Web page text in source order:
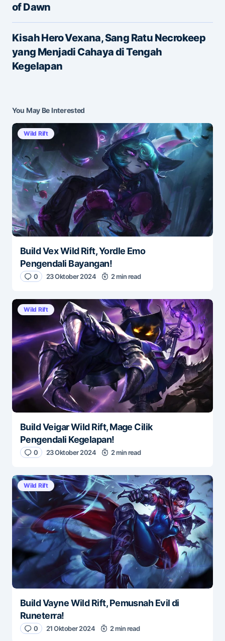
E-mail
Save my name and e-mail in this browser for the
next time I comment.
of Dawn
Kisah Hero Vexana, Sang Ratu Necrokeep
yang Menjadi Cahaya di Tengah
Kegelapan
You May Be Interested
Wild Rift
Build Vex Wild Rift, Yordle Emo
Pengendali Bayangan!
0 23 Oktober 2024 2 min read
Wild Rift
Build Veigar Wild Rift, Mage Cilik
Pengendali Kegelapan!
0 23 Oktober 2024 2 min read
Wild Rift
Build Vayne Wild Rift, Pemusnah Evil di
Runeterra!
0 21 Oktober 2024 2 min read